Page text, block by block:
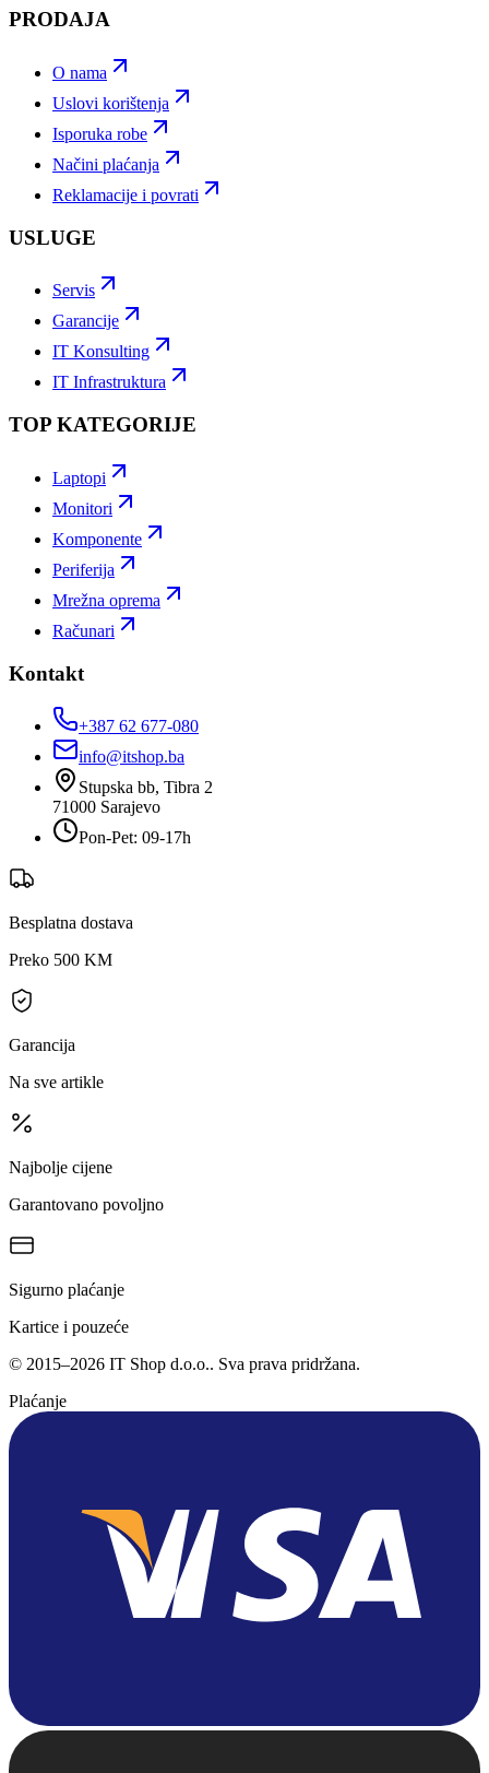
PRODAJA
O nama
Uslovi korištenja
Isporuka robe
Načini plaćanja
Reklamacije i povrati
USLUGE
Servis
Garancije
IT Konsulting
IT Infrastruktura
TOP KATEGORIJE
Laptopi
Monitori
Komponente
Periferija
Mrežna oprema
Računari
Kontakt
+387 62 677-080
info@itshop.ba
Stupska bb, Tibra 2
71000 Sarajevo
Pon-Pet: 09-17h
Besplatna dostava
Preko 500 KM
Garancija
Na sve artikle
Najbolje cijene
Garantovano povoljno
Sigurno plaćanje
Kartice i pouzeće
© 2015–2026 IT Shop d.o.o.. Sva prava pridržana.
Plaćanje